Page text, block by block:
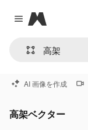
Close menu
Magnific
AI 画像を作成
高架ベクター